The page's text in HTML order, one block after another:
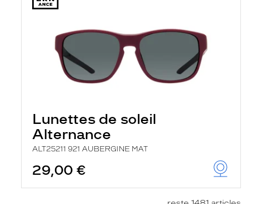
Lunettes de soleil
Alternance
ALT25211 921 AUBERGINE MAT
29,00 €